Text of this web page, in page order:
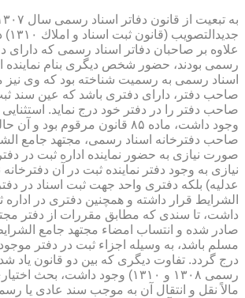
علاوه بر صاحبان دفاتر اسناد رسمی كه دارای
رسمی بودند، حضور شخص دیگری بنام نماینده
اسناد رسمی به رسمیت شناخته بود كه وی نیز
صاحب دفتر، دارای دفتری باشد كه عین سند
صاحب دفتر را در دفتر خود درج نماید. استثنایی
وجود داشت، ماده ۸۵ قانون مرقوم
صاحب دفترخانه اسناد رسمی، مجتهد جامع
صورت نیازی به حضور نماینده اداره ثبت در
نیازی به وجود دفتر نماینده ثبت در آن
عدلیه) بلكه دفتری واحد جهت ثبت اسناد در
الشرایط قرار داشته و همچنین دفتری در
داشت، تا سندی كه مطابق مقررات از دفتر
صادر شده و انتساب امضاء مجتهد جامع
مسلم باشد، به وسیله اجزاء ثبت در دفتر موجود
درج گردد. تفاوت دیگری كه بین دو قانون یاد
رسمی ۱۳۰۸ و ۱۳۱۰) وجود داشت،
مالاً نقل و انتقال آن به موجب سند عادی یا